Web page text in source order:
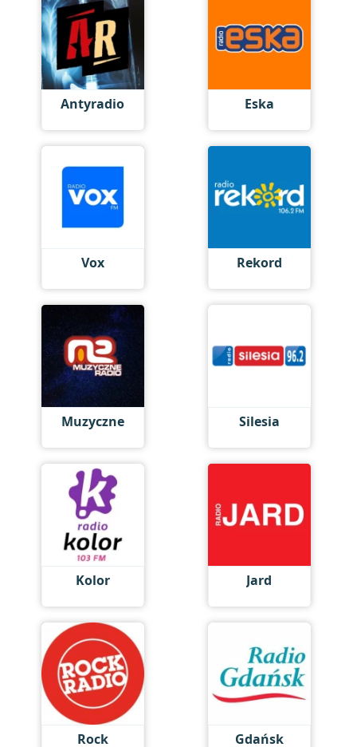
Antyradio Eska
Vox Rekord
Muzyczne Silesia
Kolor Jard
Rock Gdańsk